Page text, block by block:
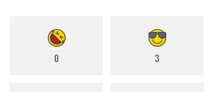
0 3